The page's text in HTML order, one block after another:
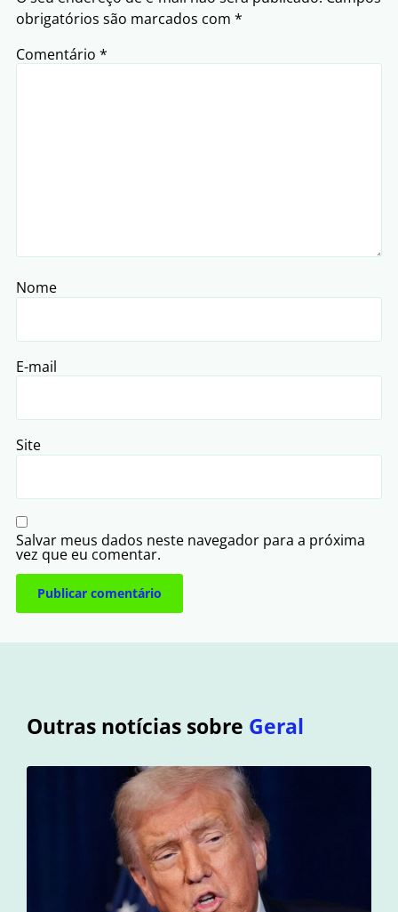
obrigatórios são marcados com *
Comentário *
Nome
E-mail
Site
Salvar meus dados neste navegador para a próxima
vez que eu comentar.
Outras notícias sobre Geral